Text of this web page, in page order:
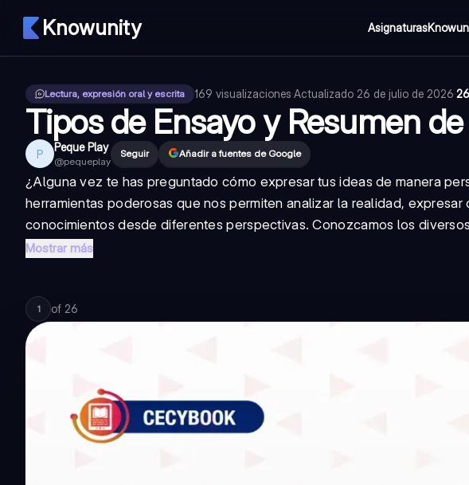
Knowunity Asignaturas
Lectura, expresión oral y escrita 169 visualizaciones·Actualizado 26 de julio de 2026·
Tipos de Ensayo y Resumen
P Peque Play
@pequeplay
Seguir Añadir a fuentes de Google
¿Alguna vez te has preguntado cómo expresar tus ideas de manera
herramientas poderosas que nos permiten analizar la realidad,
conocimientos desde diferentes perspectivas. Conozcamos los
Mostrar más
1 of 26